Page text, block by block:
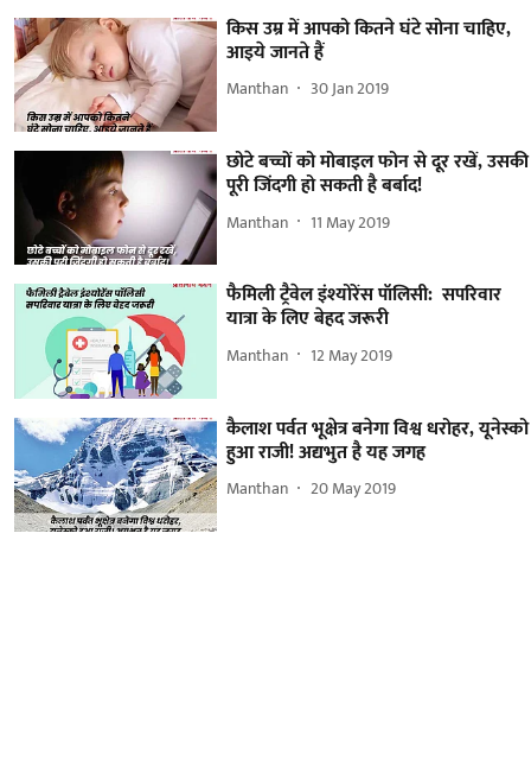
किस उम्र में आपको कितने घंटे सोना चाहिए,
आइये जानते हैं
Manthan 30 Jan 2019
छोटे बच्चों को मोबाइल फोन से दूर रखें, उसकी
पूरी जिंदगी हो सकती है बर्बाद!
Manthan 11 May 2019
फैमिली ट्रैवेल इंश्योरेंस पॉलिसी: सपरिवार
यात्रा के लिए बेहद जरूरी
Manthan 12 May 2019
कैलाश पर्वत भूक्षेत्र बनेगा विश्व धरोहर, यूनेस्को
हुआ राजी! अद्यभुत है यह जगह
Manthan 20 May 2019